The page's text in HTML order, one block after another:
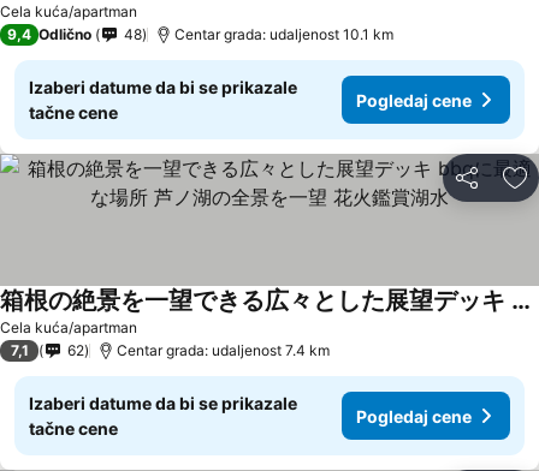
Cela kuća/apartman
Pogledaj cene
9,4 Odlično 48 Centar grada: udaljenost 10.1 km
Izaberi datume da bi se prikazale
tačne cene
Pogledaj cene
Deli
Cela kuća/apartman
箱根の絶景を一望できる広々とした展望デッキ bbqに最適な場所 芦ノ湖の全景を一望 花火鑑賞湖水
Pogledaj cene
7,1 62 Centar grada: udaljenost 7.4 km
Izaberi datume da bi se prikazale
tačne cene
Pogledaj cene